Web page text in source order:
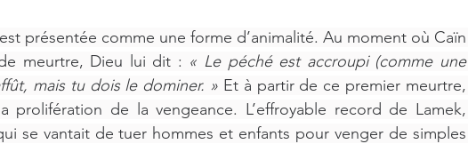
présentée comme une forme d’animalité. Au moment où Caïn
meurtre, Dieu lui dit : « Le péché est accroupi (comme une
mais tu dois le dominer. » Et à partir de ce premier meurtre,
prolifération de la vengeance. L’effroyable record de Lamek,
se vantait de tuer hommes et enfants pour venger de simples